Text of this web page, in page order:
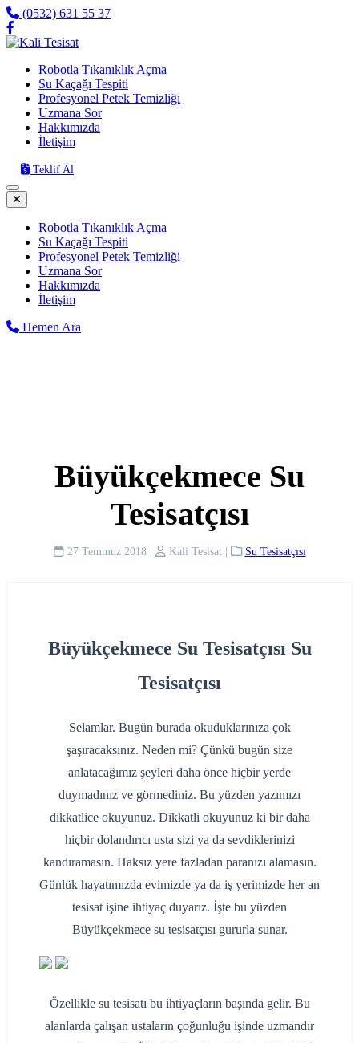
(0532) 631 55 37
Robotla Tıkanıklık Açma
Su Kaçağı Tespiti
Profesyonel Petek Temizliği
Uzmana Sor
Hakkımızda
İletişim
Teklif Al
Robotla Tıkanıklık Açma
Su Kaçağı Tespiti
Profesyonel Petek Temizliği
Uzmana Sor
Hakkımızda
İletişim
Hemen Ara
Büyükçekmece Su
Tesisatçısı
27 Temmuz 2018| Kali Tesisat| Su Tesisatçısı
Büyükçekmece Su Tesisatçısı Su
Tesisatçısı
Selamlar. Bugün burada okuduklarınıza çok
şaşıracaksınız. Neden mi? Çünkü bugün size
anlatacağımız şeyleri daha önce hiçbir yerde
duymadınız ve görmediniz. Bu yüzden yazımızı
dikkatlice okuyunuz. Dikkatli okuyunuz ki bir daha
hiçbir dolandırıcı usta sizi ya da sevdiklerinizi
kandıramasın. Haksız yere fazladan paranızı alamasın.
Günlük hayatımızda evimizde ya da iş yerimizde her an
tesisat işine ihtiyaç duyarız. İşte bu yüzden
Büyükçekmece su tesisatçısı gururla sunar.
Özellikle su tesisatı bu ihtiyaçların başında gelir. Bu
alanlarda çalışan ustaların çoğunluğu işinde uzmandır